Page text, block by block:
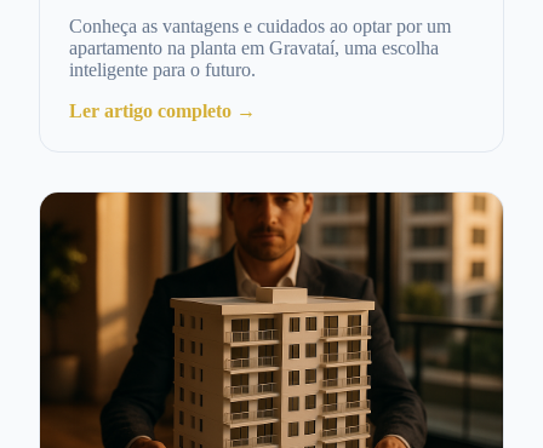
Conheça as vantagens e cuidados ao optar por um
apartamento na planta em Gravataí, uma escolha
inteligente para o futuro.
Ler artigo completo →